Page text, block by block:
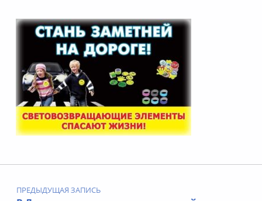
Навигация по записям
ПРЕДЫДУЩАЯ ЗАПИСЬ